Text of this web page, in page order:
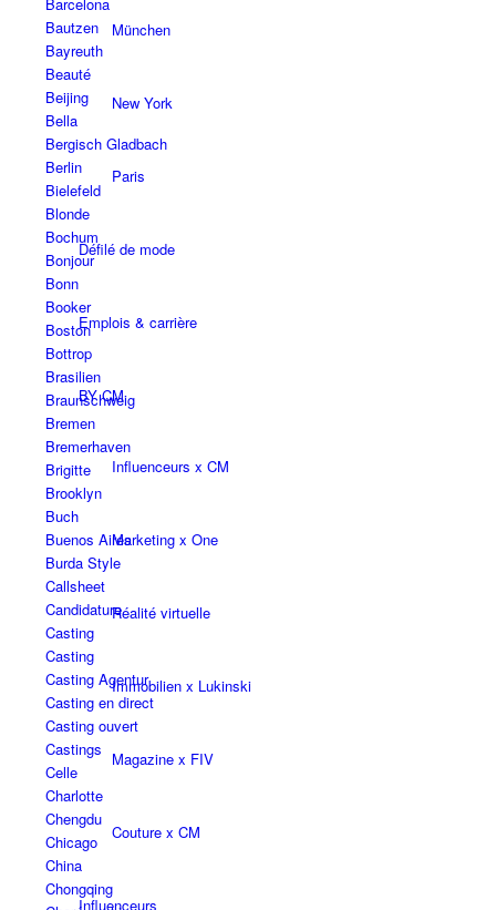
München
New York
Paris
Défilé de mode
Emplois & carrière
BY CM
Influenceurs x CM
Marketing x One
Réalité virtuelle
Immobilien x Lukinski
Magazine x FIV
Couture x CM
Influenceurs
Bautzen
Bayreuth
Beauté
Beijing
Bella
Bergisch Gladbach
Berlin
Bielefeld
Blonde
Bochum
Bonjour
Bonn
Booker
Boston
Bottrop
Brasilien
Braunschweig
Bremen
Bremerhaven
Brigitte
Brooklyn
Buch
Buenos Aires
Burda Style
Callsheet
Candidature
Casting
Casting
Casting Agentur
Casting en direct
Casting ouvert
Castings
Celle
Charlotte
Chengdu
Chicago
China
Chongqing